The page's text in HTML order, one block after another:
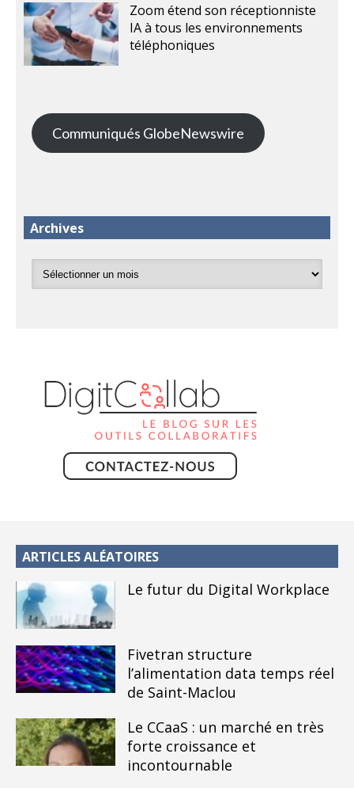
Zoom étend son réceptionniste
IA à tous les environnements
téléphoniques
Communiqués GlobeNewswire
Archives
ARTICLES ALÉATOIRES
Le futur du Digital Workplace
Fivetran structure
l’alimentation data temps réel
de Saint-Maclou
Le CCaaS : un marché en très
forte croissance et
incontournable